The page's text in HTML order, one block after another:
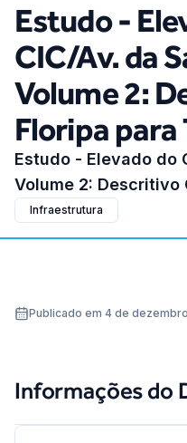
Estudo -
CIC/Av. da
Volume 2:
Floripa para
Estudo - Elevado do
Volume 2: Descritivo
Infraestrutura
Publicado em 4 de
Informações do